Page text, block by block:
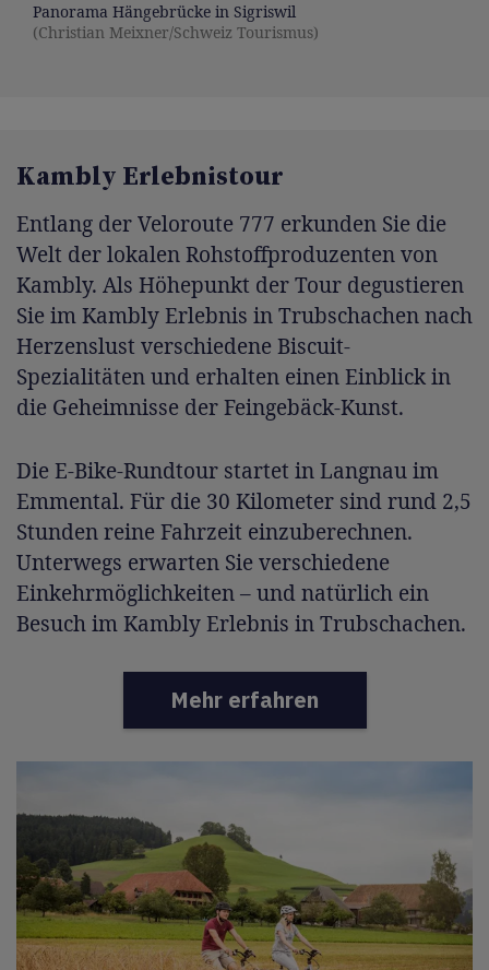
Panorama Hängebrücke in Sigriswil
(Christian Meixner/Schweiz Tourismus)
Kambly Erlebnistour
Entlang der Veloroute 777 erkunden Sie die
Welt der lokalen Rohstoffproduzenten von
Kambly. Als Höhepunkt der Tour degustieren
Sie im Kambly Erlebnis in Trubschachen nach
Herzenslust verschiedene Biscuit-
Spezialitäten und erhalten einen Einblick in
die Geheimnisse der Feingebäck-Kunst.
Die E-Bike-Rundtour startet in Langnau im
Emmental. Für die 30 Kilometer sind rund 2,5
Stunden reine Fahrzeit einzuberechnen.
Unterwegs erwarten Sie verschiedene
Einkehrmöglichkeiten – und natürlich ein
Besuch im Kambly Erlebnis in Trubschachen.
Mehr erfahren